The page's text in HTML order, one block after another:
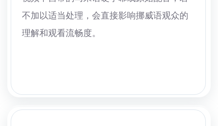
不加以适当处理，会直接影响挪威语观众的
理解和观看流畅度。